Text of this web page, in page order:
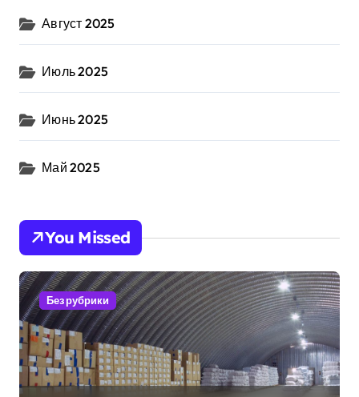
Август 2025
Июль 2025
Июнь 2025
Май 2025
You Missed
Без рубрики